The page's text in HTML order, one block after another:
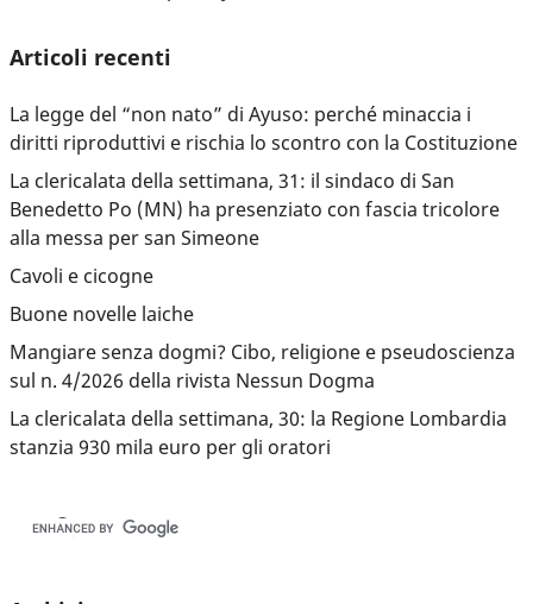
Articoli recenti
La legge del “non nato” di Ayuso: perché minaccia i
diritti riproduttivi e rischia lo scontro con la Costituzione
La clericalata della settimana, 31: il sindaco di San
Benedetto Po (MN) ha presenziato con fascia tricolore
alla messa per san Simeone
Cavoli e cicogne
Buone novelle laiche
Mangiare senza dogmi? Cibo, religione e pseudoscienza
sul n. 4/2026 della rivista Nessun Dogma
La clericalata della settimana, 30: la Regione Lombardia
stanzia 930 mila euro per gli oratori